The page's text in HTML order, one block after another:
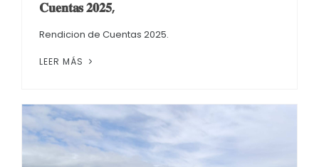
𝐂𝐮𝐞𝐧𝐭𝐚𝐬 𝟐𝟎𝟐𝟓,
Rendicion de Cuentas 2025.
LEER MÁS